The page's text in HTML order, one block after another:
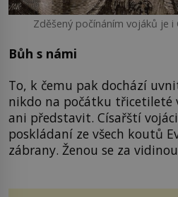
Zděšený počínáním vojáků je
Bůh s námi
To, k čemu pak dochází
nikdo na počátku třicetileté
ani představit. Císařští
poskládaní ze všech koutů
zábrany. Ženou se za